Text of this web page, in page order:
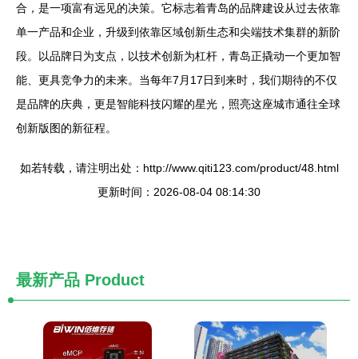
合，是一项富有远见的决策。它标志着青岛的品牌建设从过去依靠
单一产品和企业，升级到依靠区域创新生态和尖端技术集群的新阶
段。以品牌日为支点，以技术创新为杠杆，青岛正撬动一个更加智
能、更具竞争力的未来。当每年7月17日到来时，我们期待的不仅
是品牌的庆典，更是智能科技闪耀的星光，照亮这座城市通往全球
创新版图的新征程。
如若转载，请注明出处：http://www.qiti123.com/product/48.html
更新时间：2026-08-04 08:14:30
最新产品 Product